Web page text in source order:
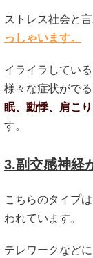
ストレス社会と
っしゃいます。
イライラしてい
様々な症状がで
眠、動悸、肩こ
す。
3.副交感神経
こちらのタイプ
われています。
テレワークなど